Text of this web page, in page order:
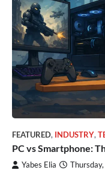
FEATURED, INDUSTRY,
PC vs Smartphone:
Yabes Elia